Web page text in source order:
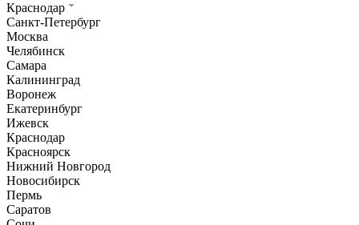
Краснодар
Санкт-Петербург
Москва
Челябинск
Самара
Калининград
Воронеж
Екатеринбург
Ижевск
Краснодар
Красноярск
Нижний Новгород
Новосибирск
Пермь
Саратов